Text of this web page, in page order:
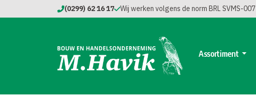
(0299) 62 16 17 Wij werken volgens de norm BRL SVMS-007
Assortiment